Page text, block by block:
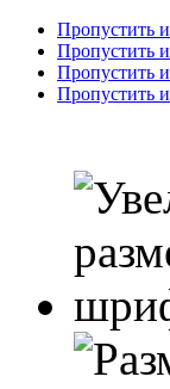
Пропустить
Пропустить
Пропустить
Пропустить